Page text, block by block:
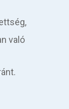
való